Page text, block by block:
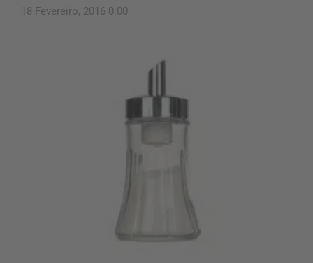
18 Fevereiro, 2016 0:00